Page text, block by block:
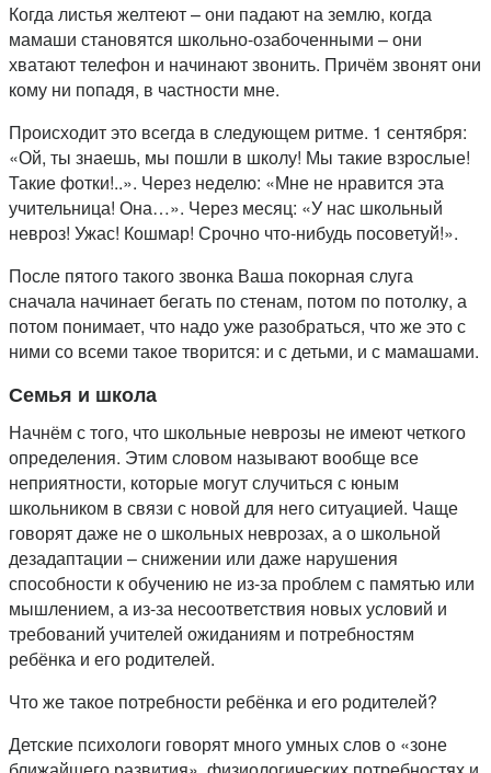
Когда листья желтеют – они падают на землю, когда
мамаши становятся школьно-озабоченными – они
хватают телефон и начинают звонить. Причём звонят они
кому ни попадя, в частности мне.
Происходит это всегда в следующем ритме. 1 сентября:
«Ой, ты знаешь, мы пошли в школу! Мы такие взрослые!
Такие фотки!..». Через неделю: «Мне не нравится эта
учительница! Она…». Через месяц: «У нас школьный
невроз! Ужас! Кошмар! Срочно что-нибудь посоветуй!».
После пятого такого звонка Ваша покорная слуга
сначала начинает бегать по стенам, потом по потолку, а
потом понимает, что надо уже разобраться, что же это с
ними со всеми такое творится: и с детьми, и с мамашами.
Семья и школа
Начнём с того, что школьные неврозы не имеют четкого
определения. Этим словом называют вообще все
неприятности, которые могут случиться с юным
школьником в связи с новой для него ситуацией. Чаще
говорят даже не о школьных неврозах, а о школьной
дезадаптации – снижении или даже нарушения
способности к обучению не из-за проблем с памятью или
мышлением, а из-за несоответствия новых условий и
требований учителей ожиданиям и потребностям
ребёнка и его родителей.
Что же такое потребности ребёнка и его родителей?
Детские психологи говорят много умных слов о «зоне